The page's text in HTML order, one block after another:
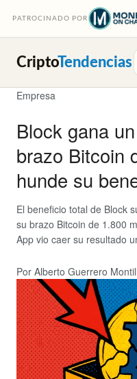
PATROCINADO POR
CriptoTendencias
Empresa
Block gana
brazo Bitcoin
hunde su
El beneficio total de Block
su brazo Bitcoin de 1.800
App vio caer su resultado
Por Alberto Guerrero